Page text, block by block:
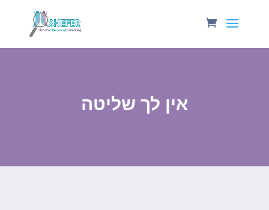
אין לך שליטה